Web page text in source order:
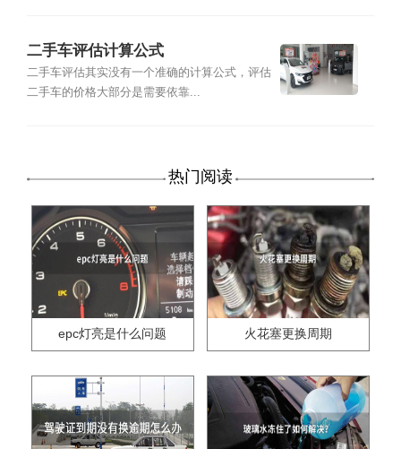
二手车评估计算公式
二手车评估其实没有一个准确的计算公式，评估
二手车的价格大部分是需要依靠...
热门阅读
epc灯亮是什么问题 火花塞更换周期